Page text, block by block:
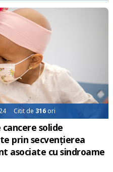
Citit de 316ori
cancere solide
prin secvențierea
asociate cu sindroame